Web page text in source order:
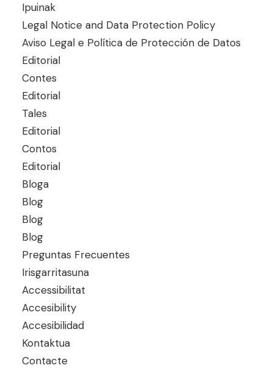
Ipuinak
Legal Notice and Data Protection Policy
Aviso Legal e Política de Protección de Datos
Editorial
Contes
Editorial
Tales
Editorial
Contos
Editorial
Bloga
Blog
Blog
Blog
Preguntas Frecuentes
Irisgarritasuna
Accessibilitat
Accesibility
Accesibilidad
Kontaktua
Contacte